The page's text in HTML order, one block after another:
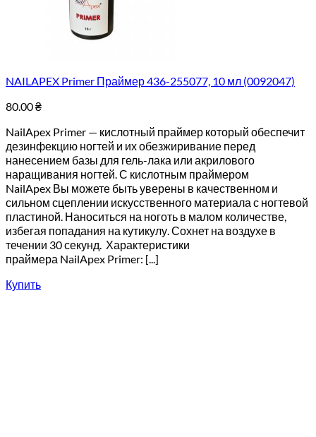
NAILAPEX Primer Праймер 436-255077, 10 мл (0092047)
80.00₴
NailApex Primer — кислотный праймер который обеспечит
дезинфекцию ногтей и их обезжиривание перед
нанесением базы для гель-лака или акрилового
наращивания ногтей. С кислотным праймером
NailApex Вы можете быть уверены в качественном и
сильном сцеплении искусственного материала с ногтевой
пластиной. Наноситься на ноготь в малом количестве,
избегая попадания на кутикулу. Сохнет на воздухе в
течении 30 секунд. Характеристики
праймера NailApex Primer: [...]
Купить